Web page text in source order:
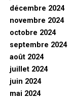
décembre 2024
novembre 2024
octobre 2024
septembre 2024
août 2024
juillet 2024
juin 2024
mai 2024